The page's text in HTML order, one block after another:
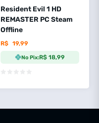
Resident Evil 1 HD
REMASTER PC Steam
Offline
R$ 19,99
No Pix:R$ 18,99